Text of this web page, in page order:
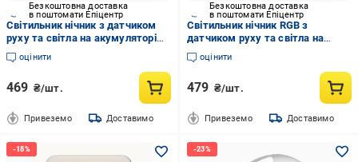
Безкоштовна доставка
в поштомати Епіцентр
Світильник нічник з датчиком
руху та світла на акумуляторі
LED Білий
оцінити
469 ₴/шт.
Привеземо Доставимо
Безкоштовна доставка
в поштомати Епіцентр
Світильник нічник RGB з
датчиком руху та світла на
акумуляторі LED Білий
оцінити
479 ₴/шт.
Привеземо Доставимо